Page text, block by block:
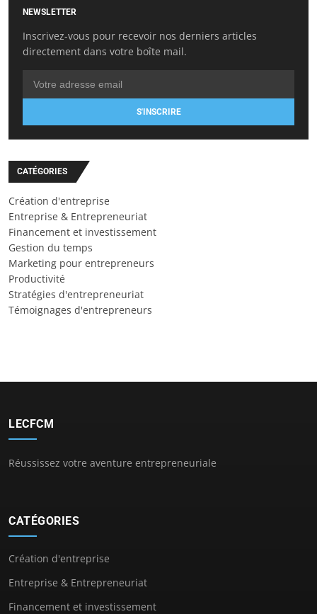
NEWSLETTER
Inscrivez-vous pour recevoir nos derniers articles
directement dans votre boîte mail.
S'INSCRIRE
CATÉGORIES
Création d'entreprise
Entreprise & Entrepreneuriat
Financement et investissement
Gestion du temps
Marketing pour entrepreneurs
Productivité
Stratégies d'entrepreneuriat
Témoignages d'entrepreneurs
LECFCM
Réussissez votre aventure entrepreneuriale
CATÉGORIES
Création d'entreprise
Entreprise & Entrepreneuriat
Financement et investissement